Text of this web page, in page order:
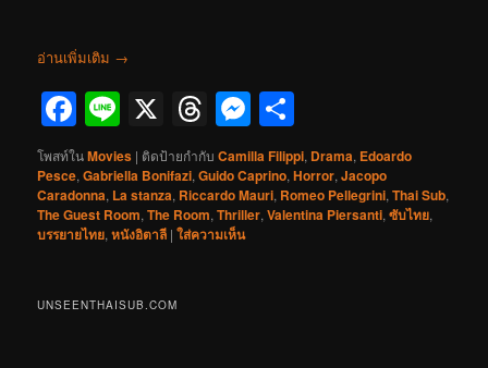
อ่านเพิ่มเติม →
Facebook
Line
X Threads
Messenger
โพสท์ในMovies | ติดป้ายกำกับ Camilla Filippi, Drama, Edoardo
Pesce,Gabriella Bonifazi,Guido Caprino,Horror,Jacopo
Caradonna, La stanza, Riccardo Mauri, Romeo Pellegrini,Thai Sub,
The Guest Room,The Room,Thriller,Valentina Piersanti,ซับไทย,
บรรยายไทย,หนังอิตาลี |ใส่ความเห็น
UNSEENTHAISUB.COM